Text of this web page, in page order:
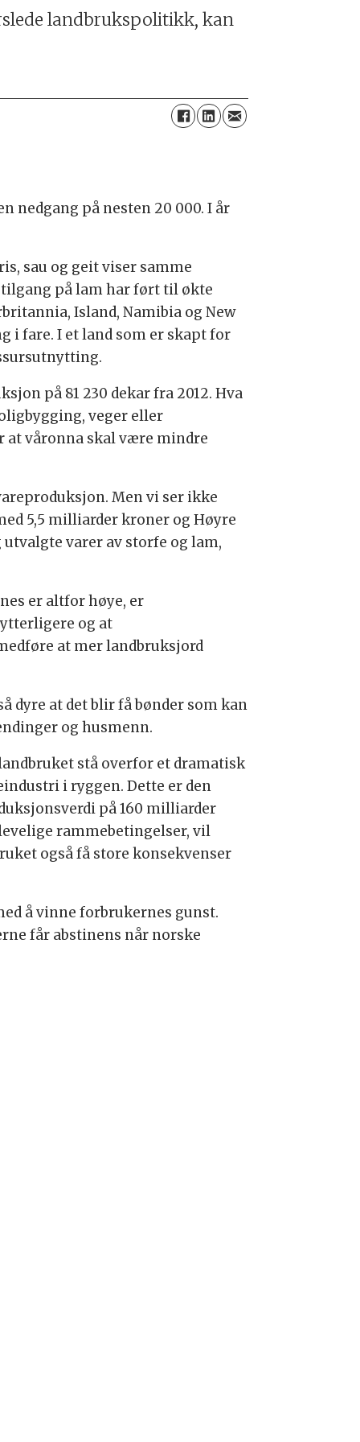
landbrukspolitikk, kan
nedgang på nesten 20 000. I år
sau og geit viser samme
på lam har ført til økte
Island, Namibia og New
i fare. I et land som er skapt for
på 81 230 dekar fra 2012. Hva
veger eller
at våronna skal være mindre
Men vi ser ikke
5,5 milliarder kroner og Høyre
varer av storfe og lam,
er altfor høye, er
og at
at mer landbruksjord
dyre at det blir få bønder som kan
og husmenn.
stå overfor et dramatisk
i ryggen. Dette er den
på 160 milliarder
rammebetingelser, vil
også få store konsekvenser
å vinne forbrukernes gunst.
får abstinens når norske